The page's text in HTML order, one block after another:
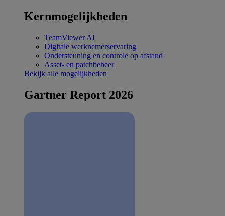
Kernmogelijkheden
TeamViewer AI
Digitale werknemerservaring
Ondersteuning en controle op afstand
Asset- en patchbeheer
Bekijk alle mogelijkheden
Gartner Report 2026